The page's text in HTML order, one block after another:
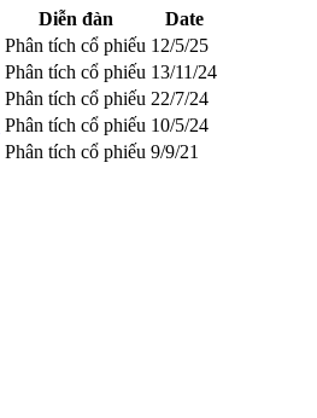
Diễn đàn
Date
Phân tích cổ phiếu 12/5/25
Phân tích cổ phiếu 13/11/24
Phân tích cổ phiếu 22/7/24
Phân tích cổ phiếu 10/5/24
Phân tích cổ phiếu 9/9/21